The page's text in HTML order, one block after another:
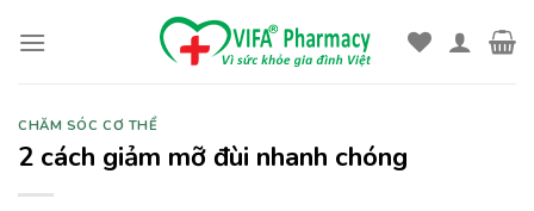
CHĂM SÓC CƠ THỂ
2 cách giảm mỡ đùi nhanh chóng